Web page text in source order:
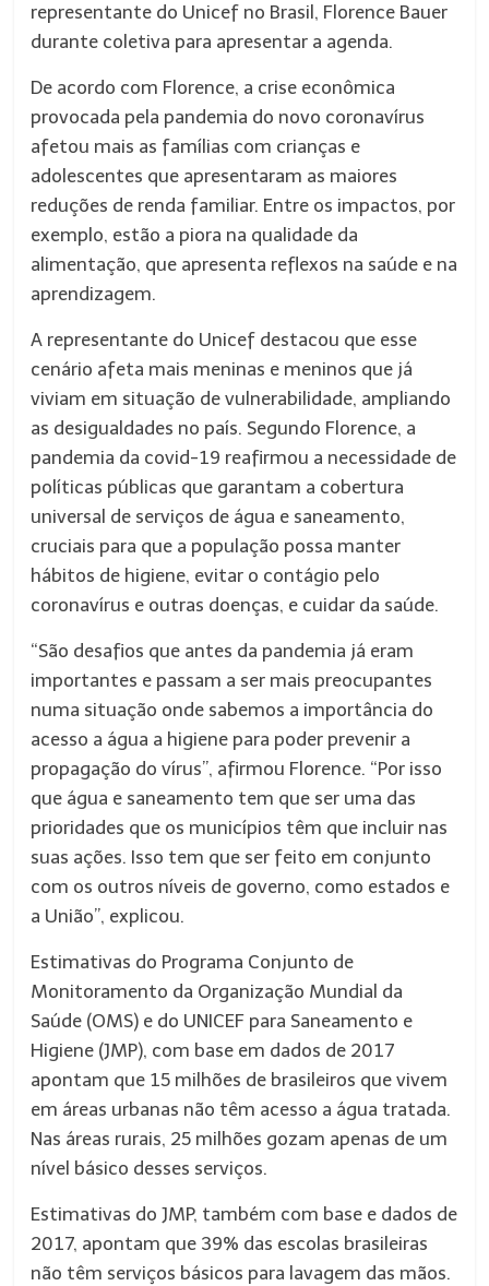
representante do Unicef no Brasil, Florence Bauer
durante coletiva para apresentar a agenda.
De acordo com Florence, a crise econômica
provocada pela pandemia do novo coronavírus
afetou mais as famílias com crianças e
adolescentes que apresentaram as maiores
reduções de renda familiar. Entre os impactos, por
exemplo, estão a piora na qualidade da
alimentação, que apresenta reflexos na saúde e na
aprendizagem.
A representante do Unicef destacou que esse
cenário afeta mais meninas e meninos que já
viviam em situação de vulnerabilidade, ampliando
as desigualdades no país. Segundo Florence, a
pandemia da covid-19 reafirmou a necessidade de
políticas públicas que garantam a cobertura
universal de serviços de água e saneamento,
cruciais para que a população possa manter
hábitos de higiene, evitar o contágio pelo
coronavírus e outras doenças, e cuidar da saúde.
“São desafios que antes da pandemia já eram
importantes e passam a ser mais preocupantes
numa situação onde sabemos a importância do
acesso a água a higiene para poder prevenir a
propagação do vírus”, afirmou Florence. “Por isso
que água e saneamento tem que ser uma das
prioridades que os municípios têm que incluir nas
suas ações. Isso tem que ser feito em conjunto
com os outros níveis de governo, como estados e
a União”, explicou.
Estimativas do Programa Conjunto de
Monitoramento da Organização Mundial da
Saúde (OMS) e do UNICEF para Saneamento e
Higiene (JMP), com base em dados de 2017
apontam que 15 milhões de brasileiros que vivem
em áreas urbanas não têm acesso a água tratada.
Nas áreas rurais, 25 milhões gozam apenas de um
nível básico desses serviços.
Estimativas do JMP, também com base e dados de
2017, apontam que 39% das escolas brasileiras
não têm serviços básicos para lavagem das mãos.